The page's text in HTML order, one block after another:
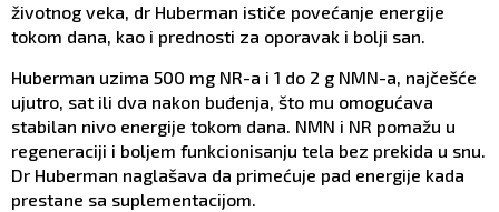
životnog veka, dr Huberman ističe povećanje energije
tokom dana, kao i prednosti za oporavak i bolji san.
Huberman uzima 500 mg NR-a i 1 do 2 g NMN-a, najčešće
ujutro, sat ili dva nakon buđenja, što mu omogućava
stabilan nivo energije tokom dana. NMN i NR pomažu u
regeneraciji i boljem funkcionisanju tela bez prekida u snu.
Dr Huberman naglašava da primećuje pad energije kada
prestane sa suplementacijom.